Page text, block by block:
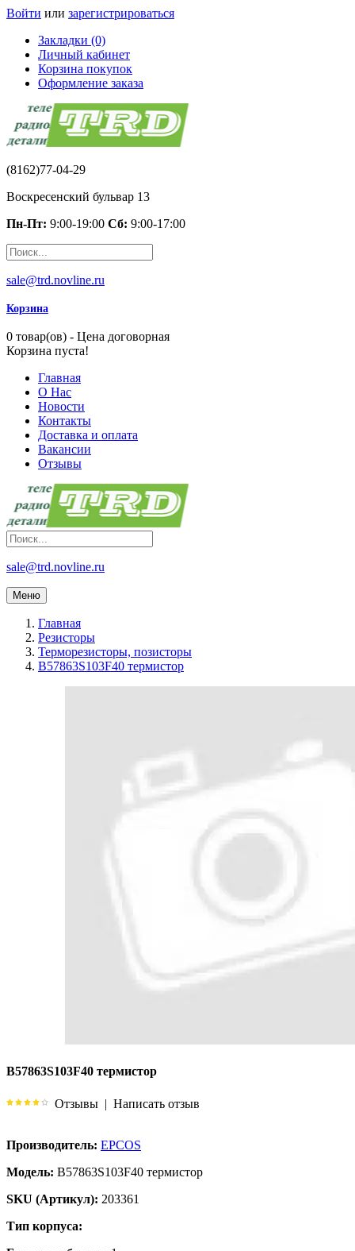
Войти или зарегистрироваться
Закладки (0)
Личный кабинет
Корзина покупок
Оформление заказа
(8162)77-04-29
Воскресенский бульвар 13
Пн-Пт: 9:00-19:00 Сб: 9:00-17:00
sale@trd.novline.ru
Корзина
0 товар(ов) - Цена договорная
Корзина пуста!
Главная
О Нас
Новости
Контакты
Доставка и оплата
Вакансии
Отзывы
sale@trd.novline.ru
Меню
Главная
Резисторы
Терморезисторы, позисторы
B57863S103F40 термистор
B57863S103F40 термистор
Отзывы | Написать отзыв
Производитель: EPCOS
Модель: B57863S103F40 термистор
SKU (Артикул): 203361
Тип корпуса: